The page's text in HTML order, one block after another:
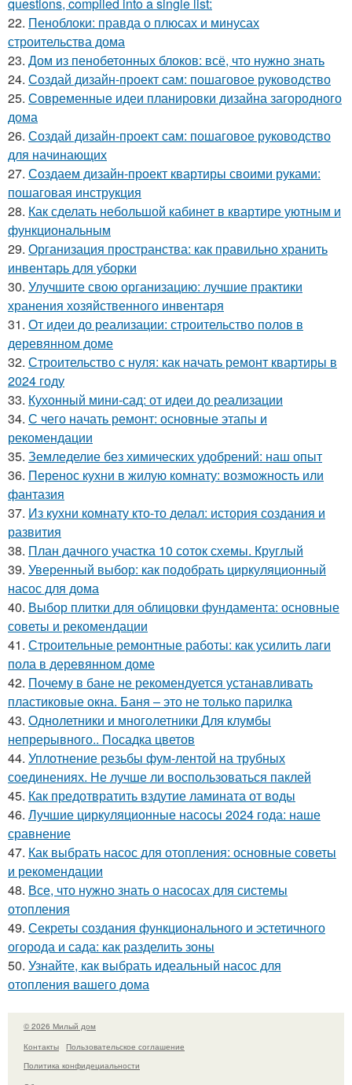
22. Пеноблоки: правда о плюсах и минусах
строительства дома
23. Дом из пенобетонных блоков: всё, что нужно знать
24. Создай дизайн-проект сам: пошаговое руководство
25. Современные идеи планировки дизайна загородного
дома
26. Создай дизайн-проект сам: пошаговое руководство
для начинающих
27. Создаем дизайн-проект квартиры своими руками:
пошаговая инструкция
28. Как сделать небольшой кабинет в квартире уютным и
функциональным
29. Организация пространства: как правильно хранить
инвентарь для уборки
30. Улучшите свою организацию: лучшие практики
хранения хозяйственного инвентаря
31. От идеи до реализации: строительство полов в
деревянном доме
32. Строительство с нуля: как начать ремонт квартиры в
2024 году
33. Кухонный мини-сад: от идеи до реализации
34. С чего начать ремонт: основные этапы и
рекомендации
35. Земледелие без химических удобрений: наш опыт
36. Перенос кухни в жилую комнату: возможность или
фантазия
37. Из кухни комнату кто-то делал: история создания и
развития
38. План дачного участка 10 соток схемы. Круглый
39. Уверенный выбор: как подобрать циркуляционный
насос для дома
40. Выбор плитки для облицовки фундамента: основные
советы и рекомендации
41. Строительные ремонтные работы: как усилить лаги
пола в деревянном доме
42. Почему в бане не рекомендуется устанавливать
пластиковые окна. Баня – это не только парилка
43. Однолетники и многолетники Для клумбы
непрерывного.. Посадка цветов
44. Уплотнение резьбы фум-лентой на трубных
соединениях. Не лучше ли воспользоваться паклей
45. Как предотвратить вздутие ламината от воды
46. Лучшие циркуляционные насосы 2024 года: наше
сравнение
47. Как выбрать насос для отопления: основные советы
и рекомендации
48. Все, что нужно знать о насосах для системы
отопления
49. Секреты создания функционального и эстетичного
огорода и сада: как разделить зоны
50. Узнайте, как выбрать идеальный насос для
отопления вашего дома
© 2026 Милый дом
Контакты
Пользовательское соглашение
Политика конфидециальности